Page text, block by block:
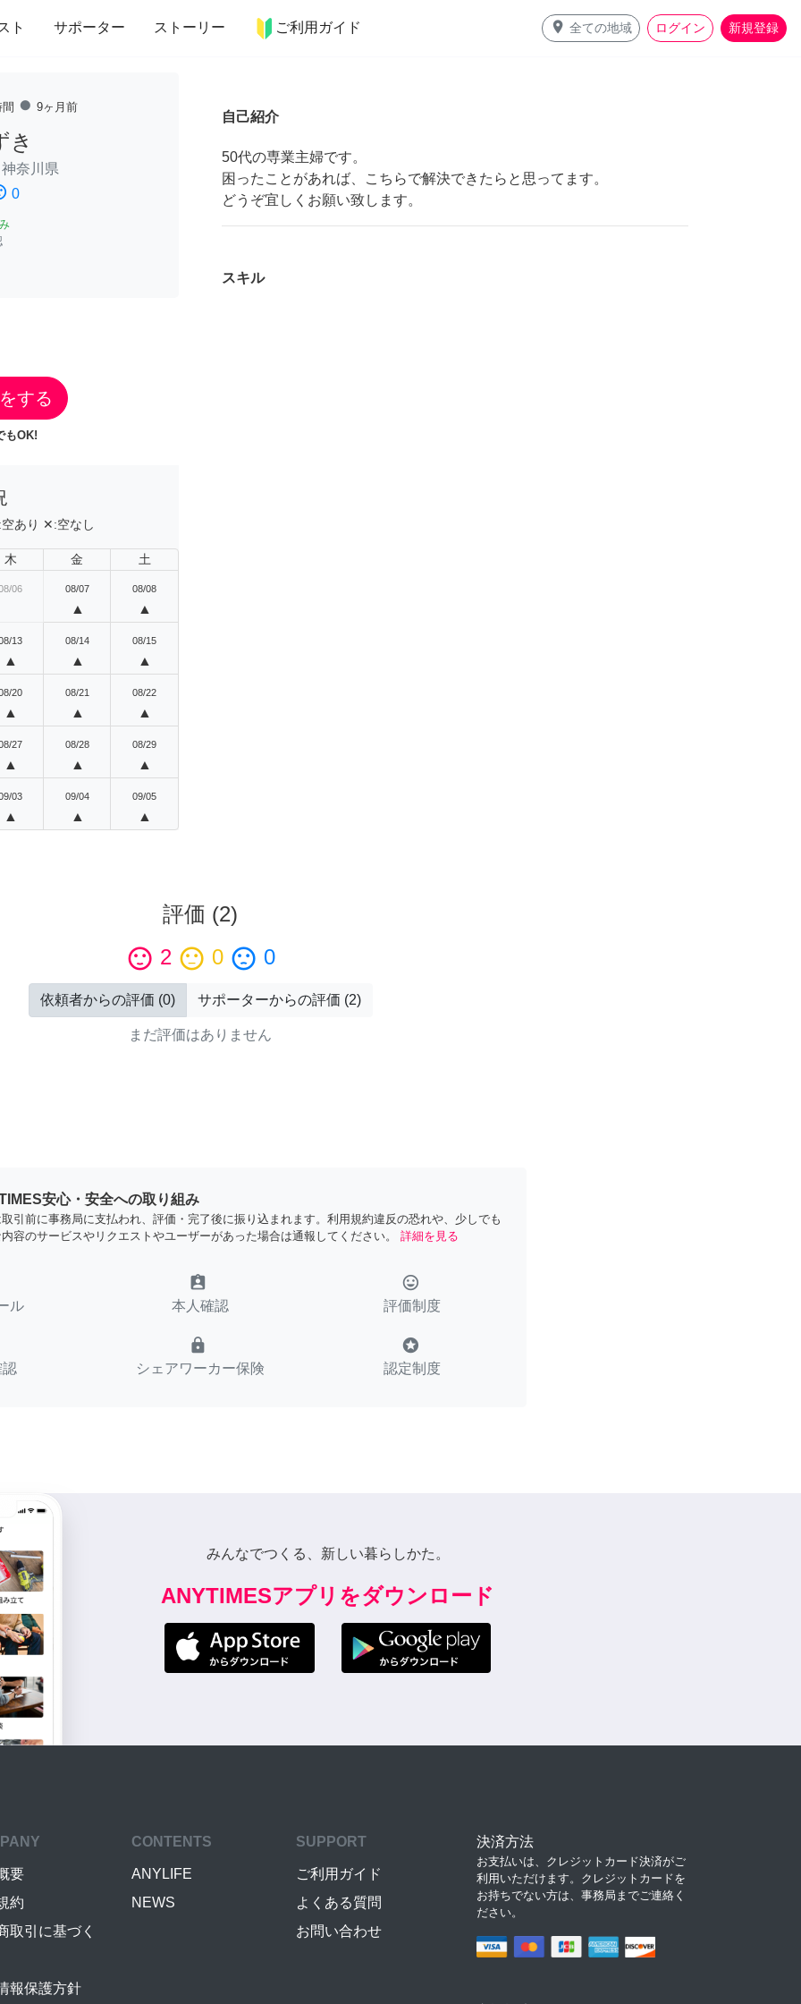
ト サポーター ストーリー ご利用ガイド place 全ての地域 ログイン 新規登録
インテリア 趣味・習い事 ペット 料理
fiber_manual_record 9ヶ月前
き
神奈川県
0
する
もOK!
空あり ✕:空なし
木 金 土
06 08/07
▲
08/08
▲
13
▲
08/14
▲
08/15
▲
20
▲
08/21
▲
08/22
▲
27
▲
08/28
▲
08/29
▲
03
▲
09/04
▲
09/05
▲
自己紹介
50代の専業主婦です。
困ったことがあれば、こちらで解決できたらと思ってます。
どうぞ宜しくお願い致します。
スキル
評価 (2)
sentiment_satisfied 2 sentiment_neutral 0 sentiment_dissatisfied 0
依頼者からの評価 (0) サポーターからの評価 (2)
まだ評価はありません
安心・安全への取り組み
引前に事務局に支払われ、評価・完了後に振り込まれます。利用規約違反の恐れや、少しでも
容のサービスやリクエストやユーザーがあった場合は通報してください。
詳細を見る
ル
assignment_ind
本人確認
tag_faces
評価制度
lock
シェアワーカー保険
stars
認定制度
みんなでつくる、新しい暮らしかた。
ANYTIMESアプリをダウンロード
要
約
取引に基づく
報保護方針
CONTENTS
ANYLIFE
NEWS
SUPPORT
ご利用ガイド
よくある質問
お問い合わせ
決済方法
お支払いは、クレジットカード決済がご
利用いただけます。クレジットカードを
お持ちでない方は、事務局までご連絡く
ださい。